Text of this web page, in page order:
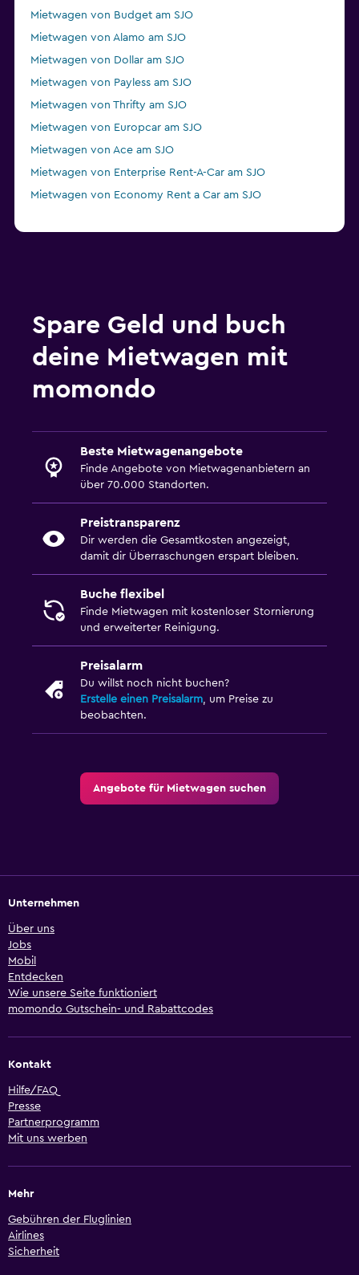
Mietwagen von Budget am SJO
Mietwagen von Alamo am SJO
Mietwagen von Dollar am SJO
Mietwagen von Payless am SJO
Mietwagen von Thrifty am SJO
Mietwagen von Europcar am SJO
Mietwagen von Ace am SJO
Mietwagen von Enterprise Rent-A-Car am SJO
Mietwagen von Economy Rent a Car am SJO
Spare Geld und buch
deine Mietwagen mit
momondo
Beste Mietwagenangebote
Finde Angebote von Mietwagenanbietern an
über 70.000 Standorten.
Preistransparenz
Dir werden die Gesamtkosten angezeigt,
damit dir Überraschungen erspart bleiben.
Buche flexibel
Finde Mietwagen mit kostenloser Stornierung
und erweiterter Reinigung.
Preisalarm
Du willst noch nicht buchen?
Erstelle einen Preisalarm, um Preise zu
beobachten.
Angebote für Mietwagen suchen
Unternehmen
Über uns
Jobs
Mobil
Entdecken
Wie unsere Seite funktioniert
momondo Gutschein- und Rabattcodes
Kontakt
Hilfe/FAQ
Presse
Partnerprogramm
Mit uns werben
Mehr
Gebühren der Fluglinien
Airlines
Sicherheit